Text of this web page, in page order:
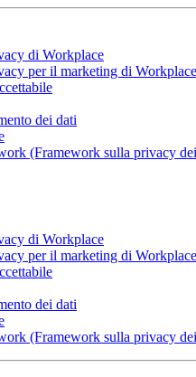
di Workplace
per il marketing di Workplace
dei dati
(Framework sulla privacy
di Workplace
per il marketing di Workplace
dei dati
(Framework sulla privacy